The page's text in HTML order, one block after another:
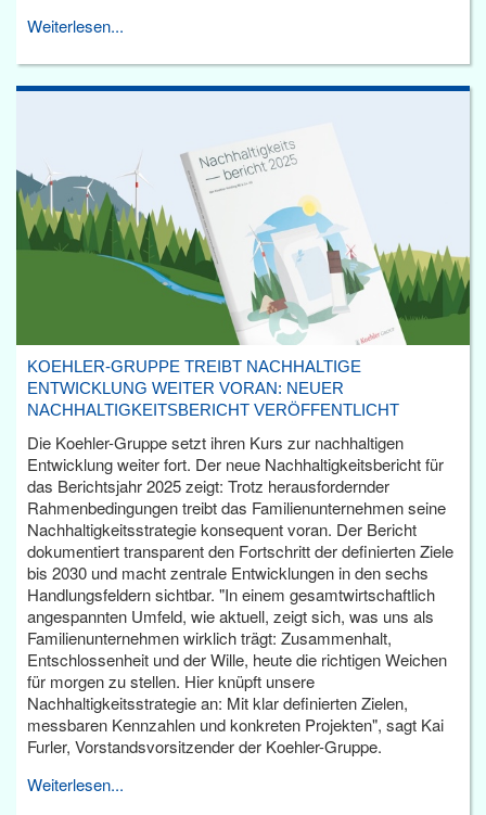
Weiterlesen...
KOEHLER-GRUPPE TREIBT NACHHALTIGE
ENTWICKLUNG WEITER VORAN: NEUER
NACHHALTIGKEITSBERICHT VERÖFFENTLICHT
Die Koehler-Gruppe setzt ihren Kurs zur nachhaltigen
Entwicklung weiter fort. Der neue Nachhaltigkeitsbericht für
das Berichtsjahr 2025 zeigt: Trotz herausfordernder
Rahmenbedingungen treibt das Familienunternehmen seine
Nachhaltigkeitsstrategie konsequent voran. Der Bericht
dokumentiert transparent den Fortschritt der definierten Ziele
bis 2030 und macht zentrale Entwicklungen in den sechs
Handlungsfeldern sichtbar. "In einem gesamtwirtschaftlich
angespannten Umfeld, wie aktuell, zeigt sich, was uns als
Familienunternehmen wirklich trägt: Zusammenhalt,
Entschlossenheit und der Wille, heute die richtigen Weichen
für morgen zu stellen. Hier knüpft unsere
Nachhaltigkeitsstrategie an: Mit klar definierten Zielen,
messbaren Kennzahlen und konkreten Projekten", sagt Kai
Furler, Vorstandsvorsitzender der Koehler-Gruppe.
Weiterlesen...